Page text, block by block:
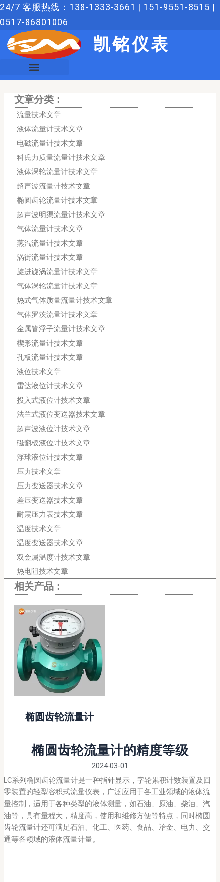
跳
至
24/7 客服热线：138-1333-3661 | 151-9551-8515 |
0517-86801006
凯铭仪表
文章分类：
流量技术文章
液体流量计技术文章
电磁流量计技术文章
科氏力质量流量计技术文章
液体涡轮流量计技术文章
超声波流量计技术文章
椭圆齿轮流量计技术文章
超声波明渠流量计技术文章
气体流量计技术文章
蒸汽流量计技术文章
涡街流量计技术文章
旋进旋涡流量计技术文章
气体涡轮流量计技术文章
热式气体质量流量计技术文章
气体罗茨流量计技术文章
金属管浮子流量计技术文章
楔形流量计技术文章
孔板流量计技术文章
液位技术文章
雷达液位计技术文章
投入式液位计技术文章
法兰式液位变送器技术文章
超声波液位计技术文章
磁翻板液位计技术文章
浮球液位计技术文章
压力技术文章
压力变送器技术文章
差压变送器技术文章
耐震压力表技术文章
温度技术文章
温度变送器技术文章
双金属温度计技术文章
热电阻技术文章
相关产品：
椭圆齿轮流量计
椭圆齿轮流量计的精度等级
2024-03-01
LC系列椭圆齿轮流量计是一种指针显示，字轮累积计数装置及回
零装置的轻型容积式流量仪表，广泛应用于各工业领域的液体流
量控制，适用于各种类型的液体测量，如石油、原油、柴油、汽
油等，具有量程大，精度高，使用和维修方便等特点，同时椭圆
齿轮流量计还可满足石油、化工、医药、食品、冶金、电力、交
通等各领域的液体流量计量。